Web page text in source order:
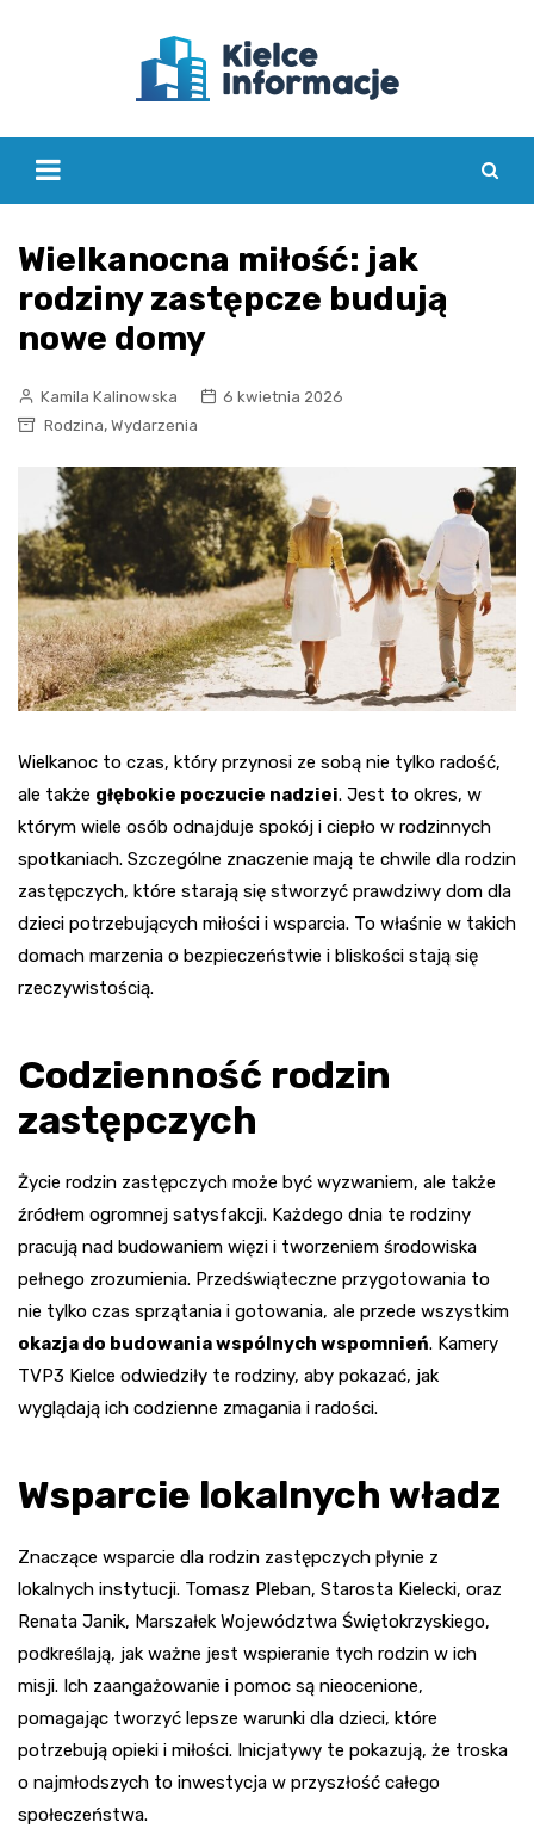
Wielkanocna miłość: jak
rodziny zastępcze budują
nowe domy
Kamila Kalinowska
6 kwietnia 2026
Rodzina, Wydarzenia
Wielkanoc to czas, który przynosi ze sobą nie tylko radość,
ale także głębokie poczucie nadziei. Jest to okres, w
którym wiele osób odnajduje spokój i ciepło w rodzinnych
spotkaniach. Szczególne znaczenie mają te chwile dla rodzin
zastępczych, które starają się stworzyć prawdziwy dom dla
dzieci potrzebujących miłości i wsparcia. To właśnie w takich
domach marzenia o bezpieczeństwie i bliskości stają się
rzeczywistością.
Codzienność rodzin
zastępczych
Życie rodzin zastępczych może być wyzwaniem, ale także
źródłem ogromnej satysfakcji. Każdego dnia te rodziny
pracują nad budowaniem więzi i tworzeniem środowiska
pełnego zrozumienia. Przedświąteczne przygotowania to
nie tylko czas sprzątania i gotowania, ale przede wszystkim
okazja do budowania wspólnych wspomnień. Kamery
TVP3 Kielce odwiedziły te rodziny, aby pokazać, jak
wyglądają ich codzienne zmagania i radości.
Wsparcie lokalnych władz
Znaczące wsparcie dla rodzin zastępczych płynie z
lokalnych instytucji. Tomasz Pleban, Starosta Kielecki, oraz
Renata Janik, Marszałek Województwa Świętokrzyskiego,
podkreślają, jak ważne jest wspieranie tych rodzin w ich
misji. Ich zaangażowanie i pomoc są nieocenione,
pomagając tworzyć lepsze warunki dla dzieci, które
potrzebują opieki i miłości. Inicjatywy te pokazują, że troska
o najmłodszych to inwestycja w przyszłość całego
społeczeństwa.